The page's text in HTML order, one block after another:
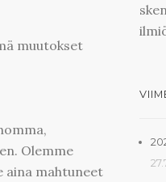
muutokset
Olemme
aina mahtuneet